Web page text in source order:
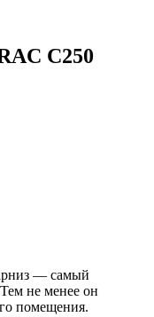
C250
— самый
не менее он
помещения.